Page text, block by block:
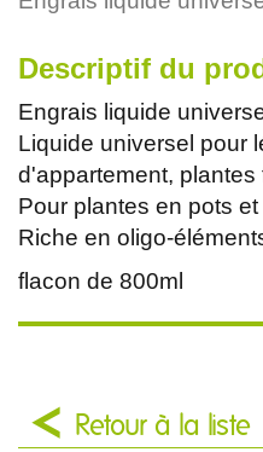
Descriptif du
Engrais liquide
Liquide universel pour
d'appartement, plantes
Pour plantes en pots
Riche en oligo-
flacon de 800ml
Retour à la liste